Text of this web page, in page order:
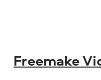
Freemake